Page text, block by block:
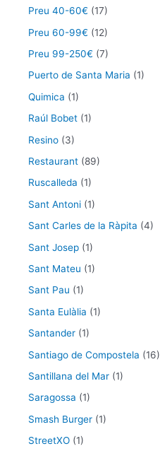
Preu 40-60€ (17)
Preu 60-99€ (12)
Preu 99-250€ (7)
Puerto de Santa Maria (1)
Quimica (1)
Raúl Bobet (1)
Resino (3)
Restaurant (89)
Ruscalleda (1)
Sant Antoni (1)
Sant Carles de la Ràpita (4)
Sant Josep (1)
Sant Mateu (1)
Sant Pau (1)
Santa Eulàlia (1)
Santander (1)
Santiago de Compostela (16)
Santillana del Mar (1)
Saragossa (1)
Smash Burger (1)
StreetXO (1)